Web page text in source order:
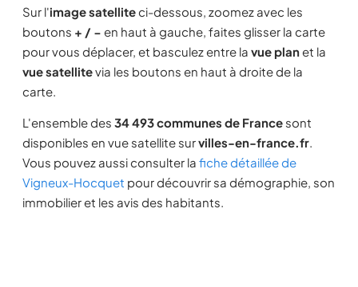
Sur l'image satelliteci-dessous, zoomez avec les
boutons + / − en haut à gauche, faites glisser la carte
pour vous déplacer, et basculez entre la vue planet la
vue satellitevia les boutons en haut à droite de la
carte.
L'ensemble des 34 493 communes de France sont
disponibles en vue satellite survilles-en-france.fr.
Vous pouvez aussi consulter la fiche détaillée de
Vigneux-Hocquet pour découvrir sa démographie, son
immobilier et les avis des habitants.